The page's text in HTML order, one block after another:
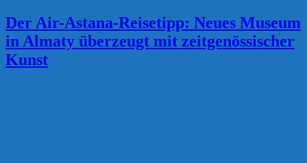
Der Air-Astana-Reisetipp: Neues Museum
in Almaty überzeugt mit zeitgenössischer
Kunst